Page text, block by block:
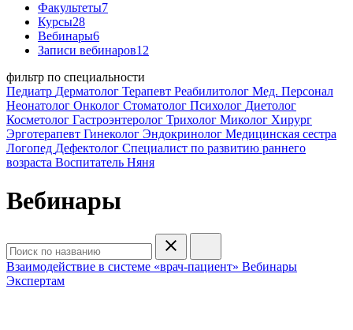
Факультеты7
Курсы28
Вебинары6
Записи вебинаров12
фильтр по специальности
Педиатр Дерматолог Терапевт Реабилитолог Мед. Персонал
Неонатолог Онколог Стоматолог Психолог Диетолог
Косметолог Гастроэнтеролог Трихолог Миколог Хирург
Эрготерапевт Гинеколог Эндокринолог Медицинская сестра
Логопед Дефектолог Специалист по развитию раннего
возраста Воспитатель Няня
Вебинары
Взаимодействие в системе «врач-пациент» Вебинары
Экспертам